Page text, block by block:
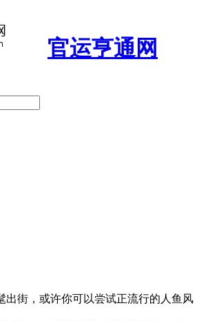
官运亨通网
出街，或许你可以尝试正流行的人鱼风